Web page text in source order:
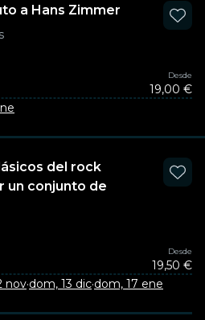
a Hans Zimmer
Desde
19,00 €
del rock
un conjunto de
Desde
19,50 €
nov·dom, 13 dic·dom, 17 ene